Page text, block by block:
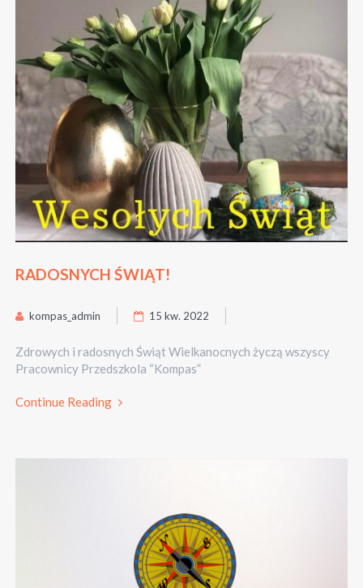
RADOSNYCH ŚWIĄT!
kompas_admin 15 kw. 2022
Zdrowych i radosnych Świąt Wielkanocnych życzą wszyscy
Pracownicy Przedszkola “Kompas”
Continue Reading